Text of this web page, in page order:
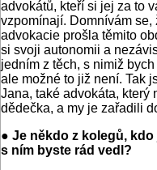
advokátů, kteří si jej za to
vzpomínají. Domnívám se,
advokacie prošla těmito
si svoji autonomii a
jedním z těch, s nimiž
ale možné to již není. Tak
Jana, také advokáta, který
dědečka, a my je zařadili
● Je někdo z kolegů,
s ním byste rád vedl?